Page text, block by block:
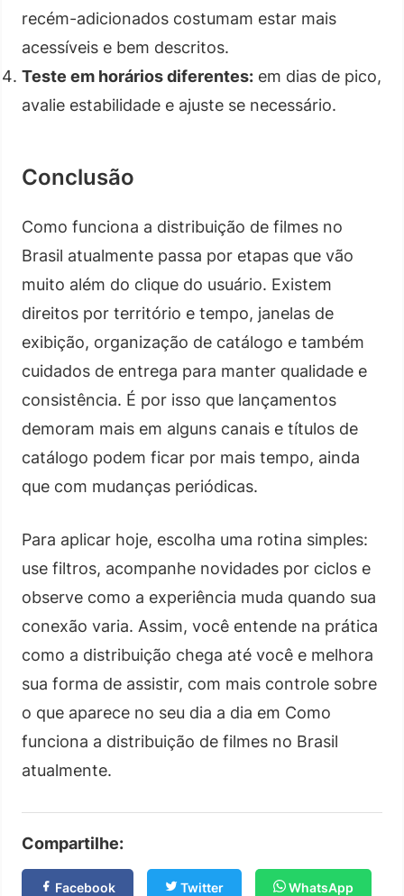
recém-adicionados costumam estar mais
acessíveis e bem descritos.
Teste em horários diferentes: em dias de pico,
avalie estabilidade e ajuste se necessário.
Conclusão
Como funciona a distribuição de filmes no
Brasil atualmente passa por etapas que vão
muito além do clique do usuário. Existem
direitos por território e tempo, janelas de
exibição, organização de catálogo e também
cuidados de entrega para manter qualidade e
consistência. É por isso que lançamentos
demoram mais em alguns canais e títulos de
catálogo podem ficar por mais tempo, ainda
que com mudanças periódicas.
Para aplicar hoje, escolha uma rotina simples:
use filtros, acompanhe novidades por ciclos e
observe como a experiência muda quando sua
conexão varia. Assim, você entende na prática
como a distribuição chega até você e melhora
sua forma de assistir, com mais controle sobre
o que aparece no seu dia a dia em Como
funciona a distribuição de filmes no Brasil
atualmente.
Compartilhe:
Facebook Twitter WhatsApp